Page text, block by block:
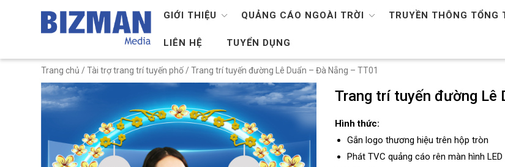
GIỚI THIỆU QUẢNG CÁO NGOÀI TRỜI TRUYỀN THÔNG TỔNG
LIÊN HỆ TUYỂN DỤNG
Trang chủ /Tài trợ trang trí tuyến phố / Trang trí tuyến đường Lê Duẩn – Đà Nẵng – TT01
Trang trí tuyến đường Lê
Hình thức:
Gắn logo thương hiệu trên hộp tròn
Phát TVC quảng cáo rên màn hình